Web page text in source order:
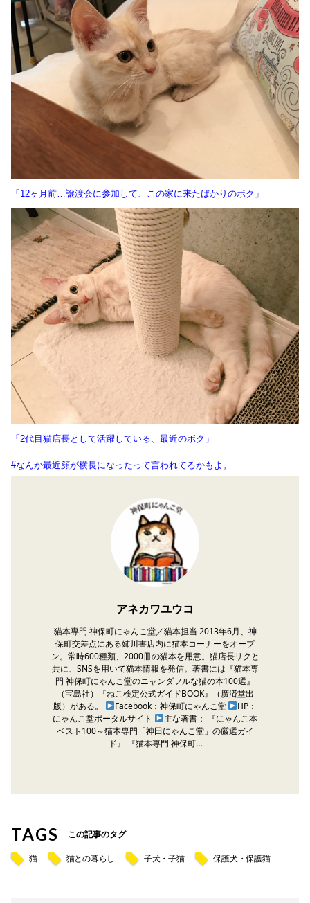
「12ヶ月前…譲渡会に参加して、この家に来たばかりのボク」
「2代目猫店長として活躍している、最近のボク」
#なんか最近顔が横長になったって言われてるかもよ。
アネカワユウコ
猫本専門 神保町にゃんこ堂／猫本担当 2013年6月、神
保町交差点にある姉川書店内に猫本コーナーをオープ
ン。常時600種類、2000冊の猫本を用意。猫店長リクと
共に、SNSを用いて猫本情報を発信。著書には『猫本専
門 神保町にゃんこ堂のニャンダフルな猫の本100選』
（宝島社）『ねこ検定公式ガイドBOOK』（廣済堂出
版）がある。
Facebook：神保町にゃんこ堂
HP：
にゃんこ堂ポータルサイト
主な著書： 『にゃんこ本
ベスト100～猫本専門「神田にゃんこ堂」の厳選ガイ
ド』 『猫本専門 神保町…
TAGS この記事のタグ
猫 猫との暮らし 子犬・子猫 保護犬・保護猫